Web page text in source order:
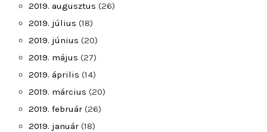
2019. augusztus (26)
2019. július (18)
2019. június (20)
2019. május (27)
2019. április (14)
2019. március (20)
2019. február (26)
2019. január (18)